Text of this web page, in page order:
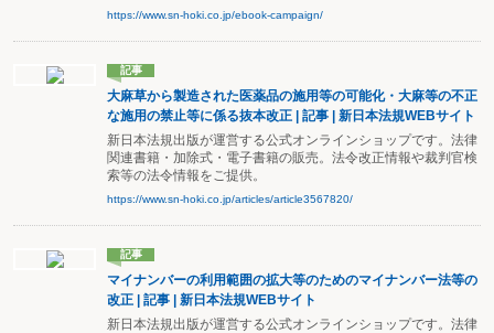
https://www.sn-hoki.co.jp/ebook-campaign/
記事
大麻草から製造された医薬品の施用等の可能化・大麻等の不正
な施用の禁止等に係る抜本改正 | 記事 | 新日本法規WEBサイト
新日本法規出版が運営する公式オンラインショップです。法律
関連書籍・加除式・電子書籍の販売。法令改正情報や裁判官検
索等の法令情報をご提供。
https://www.sn-hoki.co.jp/articles/article3567820/
記事
マイナンバーの利用範囲の拡大等のためのマイナンバー法等の
改正 | 記事 | 新日本法規WEBサイト
新日本法規出版が運営する公式オンラインショップです。法律